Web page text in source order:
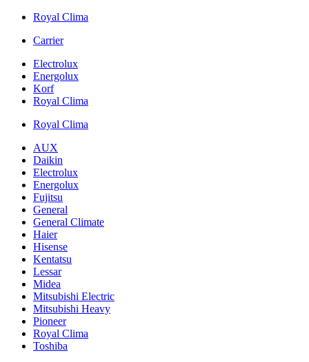
Royal Clima
Carrier
Electrolux
Energolux
Korf
Royal Clima
Royal Clima
AUX
Daikin
Electrolux
Energolux
Fujitsu
General
General Climate
Haier
Hisense
Kentatsu
Lessar
Midea
Mitsubishi Electric
Mitsubishi Heavy
Pioneer
Royal Clima
Toshiba